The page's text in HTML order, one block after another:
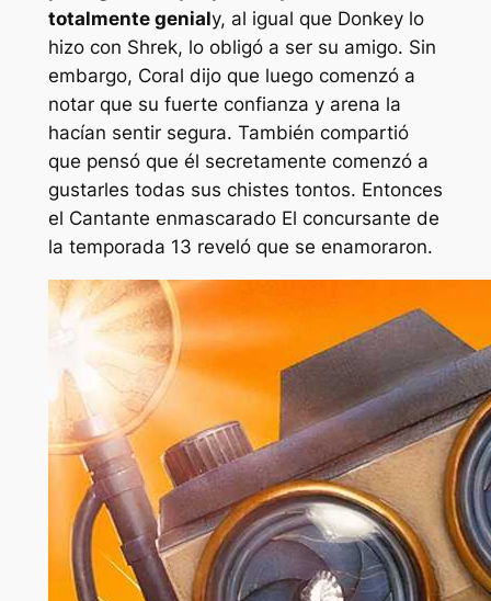
totalmente genialy, al igual que Donkey lo
hizo con Shrek, lo obligó a ser su amigo. Sin
embargo, Coral dijo que luego comenzó a
notar que su fuerte confianza y arena la
hacían sentir segura. También compartió
que pensó que él secretamente comenzó a
gustarles todas sus chistes tontos. Entonces
el Cantante enmascaradoEl concursante de
la temporada 13 reveló que se enamoraron.